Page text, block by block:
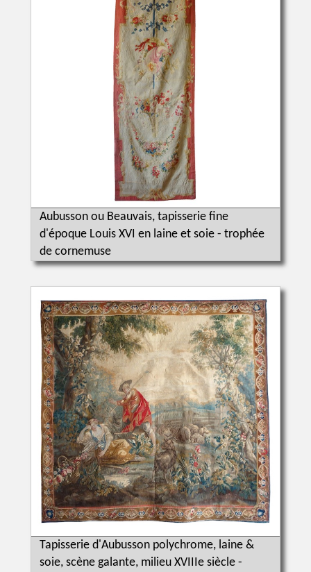
Aubusson ou Beauvais, tapisserie fine
d'époque Louis XVI en laine et soie - trophée
de cornemuse
Tapisserie d'Aubusson polychrome, laine &
soie, scène galante, milieu XVIIIe siècle -